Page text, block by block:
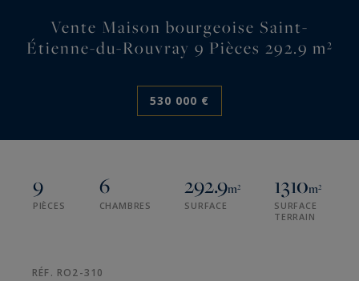
Vente Maison bourgeoise Saint-
Étienne-du-Rouvray 9 Pièces 292.9 m²
530 000 €
9
PIÈCES
6
CHAMBRES
292.9m²
SURFACE
1310m²
SURFACE
TERRAIN
RÉF. RO2-310